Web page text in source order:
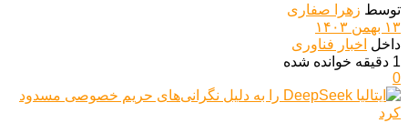
توسط زهرا صفاری
۱۳ بهمن ۱۴۰۳
داخل اخبار فناوری
1 دقیقه خوانده شده
0